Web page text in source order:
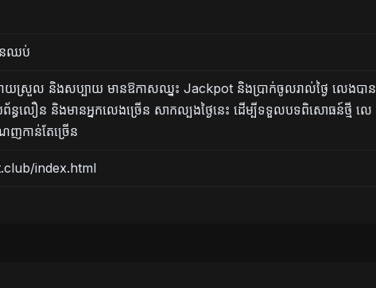
នឈប់
ាយស្រួល និងសប្បាយ មានឱកាសឈ្នះ Jackpot និងប្រាក់ចូលរាល់ថ្ងៃ លេងបាន
ន្ធលឿន និងមានអ្នកលេងច្រើន សាកល្បងថ្ងៃនេះ ដើម្បីទទួលបទពិសោធន៍ថ្មី លេ
ញកាន់តែច្រើន
index.html